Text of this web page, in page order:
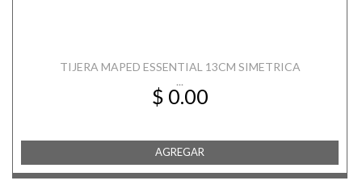
TIJERA MAPED ESSENTIAL 13CM SIMETRICA
...
$ 0.00
AGREGAR